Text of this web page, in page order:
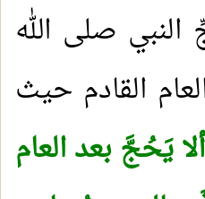
صلى الله
القادم حيث
ألا يَحُجَّ بعد العام